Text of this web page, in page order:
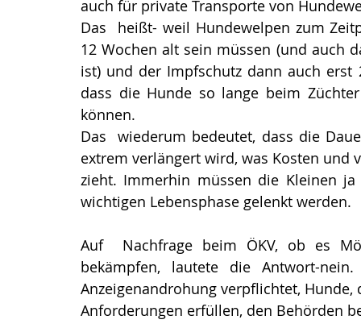
auch für private Transporte von
Das  heißt- weil Hundewelpen zum
12 Wochen alt sein müssen (und auch
ist) und der Impfschutz dann auch
dass die Hunde so lange beim
können.
Das  wiederum bedeutet, dass die
extrem verlängert wird, was Kosten und
zieht. Immerhin müssen die Kleinen
wichtigen Lebensphase gelenkt werden.
Auf  Nachfrage beim ÖKV, ob es
bekämpfen, lautete die Antwort-
Anzeigenandrohung verpflichtet,
Anforderungen erfüllen, den Behörden